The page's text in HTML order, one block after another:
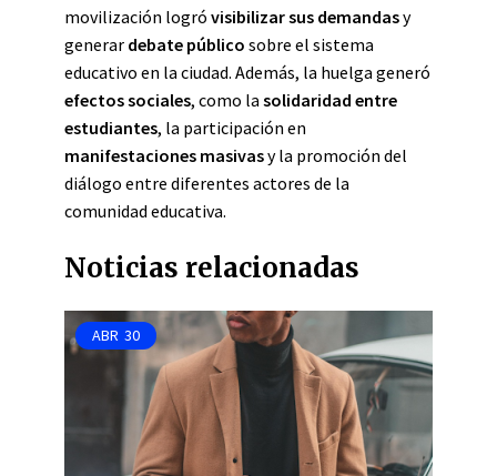
movilización logró visibilizar sus demandasy
generar debate público sobre el sistema
educativo en la ciudad. Además, la huelga generó
efectos sociales, como la solidaridad entre
estudiantes, la participación en
manifestaciones masivasy la promoción del
diálogo entre diferentes actores de la
comunidad educativa.
Noticias relacionadas
ABR 30